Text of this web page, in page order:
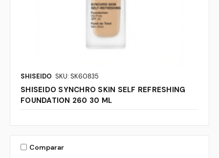
SHISEIDO SKU: SK60835
SHISEIDO SYNCHRO SKIN SELF REFRESHING
FOUNDATION 260 30 ML
Comparar